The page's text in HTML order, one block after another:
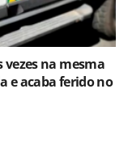
na mesma
e acaba ferido no